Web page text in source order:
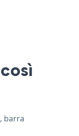
barra